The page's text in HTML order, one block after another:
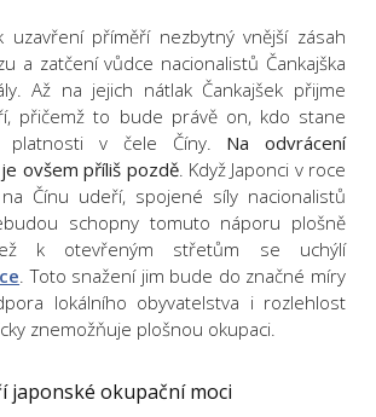
příměří nezbytný vnější zásah
a zatčení vůdce nacionalistů Čankajška
Až na jejich nátlak Čankajšek přijme
přičemž to bude právě on, kdo stane
v čele Číny. Na odvrácení
ovšem příliš pozdě. Když Japonci v roce
Čínu udeří, spojené síly nacionalistů
schopny tomuto náporu plošně
k otevřeným střetům se uchýlí
. Toto snažení jim bude do značné míry
lokálního obyvatelstva i rozlehlost
znemožňuje plošnou okupaci.
japonské okupační moci